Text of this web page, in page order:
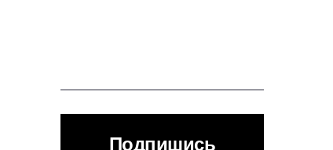
Подпишись